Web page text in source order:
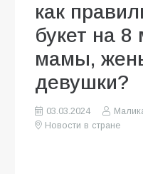
как
букет на 8
мамы,
девушки?
03.03.2024
Новости в стране